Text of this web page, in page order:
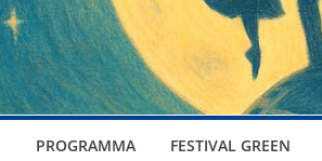
PROGRAMMA FESTIVAL GREEN